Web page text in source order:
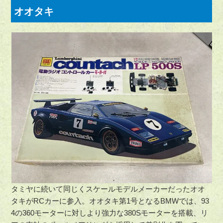
オオタキ
タミヤに続いて同じくスケールモデルメーカーだったオオ
タキがRCカーに参入。オオタキ第1号となるBMWでは、93
4の360モーターに対しより強力な380Sモーターを搭載、リ